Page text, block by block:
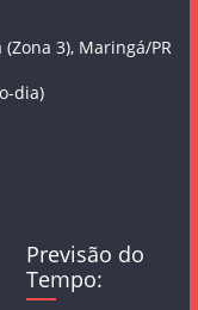
3), Maringá/PR
dia)
Previsão do
Tempo: